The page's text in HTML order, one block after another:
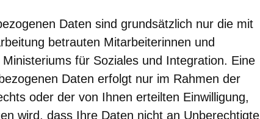
Daten sind grundsätzlich nur die mit
betrauten Mitarbeiterinnen und
für Soziales und Integration. Eine
Daten erfolgt nur im Rahmen der
oder der von Ihnen erteilten Einwilligung,
wird, dass Ihre Daten nicht an Unberechtigte